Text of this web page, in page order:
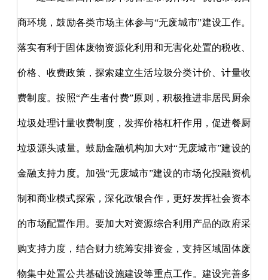
商环境，鼓励各类市场主体参与“无废城市”建设工作。
落实有利于固体废物资源化利用和无害化处置的税收、
价格、收费政策，探索建立生活垃圾分类计价、计量收
费制度。按照“产生者付费”原则，积极推进非居民厨余
垃圾处理计量收费制度，发挥价格杠杆作用，促进餐厨
垃圾源头减量。鼓励金融机构加大对“无废城市”建设的
金融支持力度。加强“无废城市”建设的市场化投融资机
制和商业模式探索，深化政银合作，更好发挥社会资本
的市场配置作用。要加大对资源综合利用产品的政府采
购支持力度，结合财力统筹安排资金，支持区域固体废
物集中处置公共基础设施建设等重点工作。建设完善多